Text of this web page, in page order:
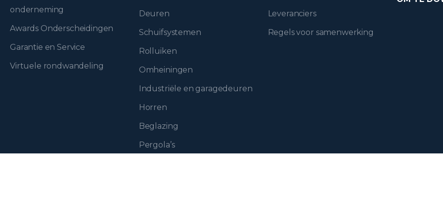
onderneming
Awards Onderscheidingen
Garantie en Service
Virtuele rondwandeling
Deuren
Schuifsystemen
Rolluiken
Omheiningen
Industriële en garagedeuren
Horren
Beglazing
Pergola’s
Leveranciers
Regels voor samenwerking